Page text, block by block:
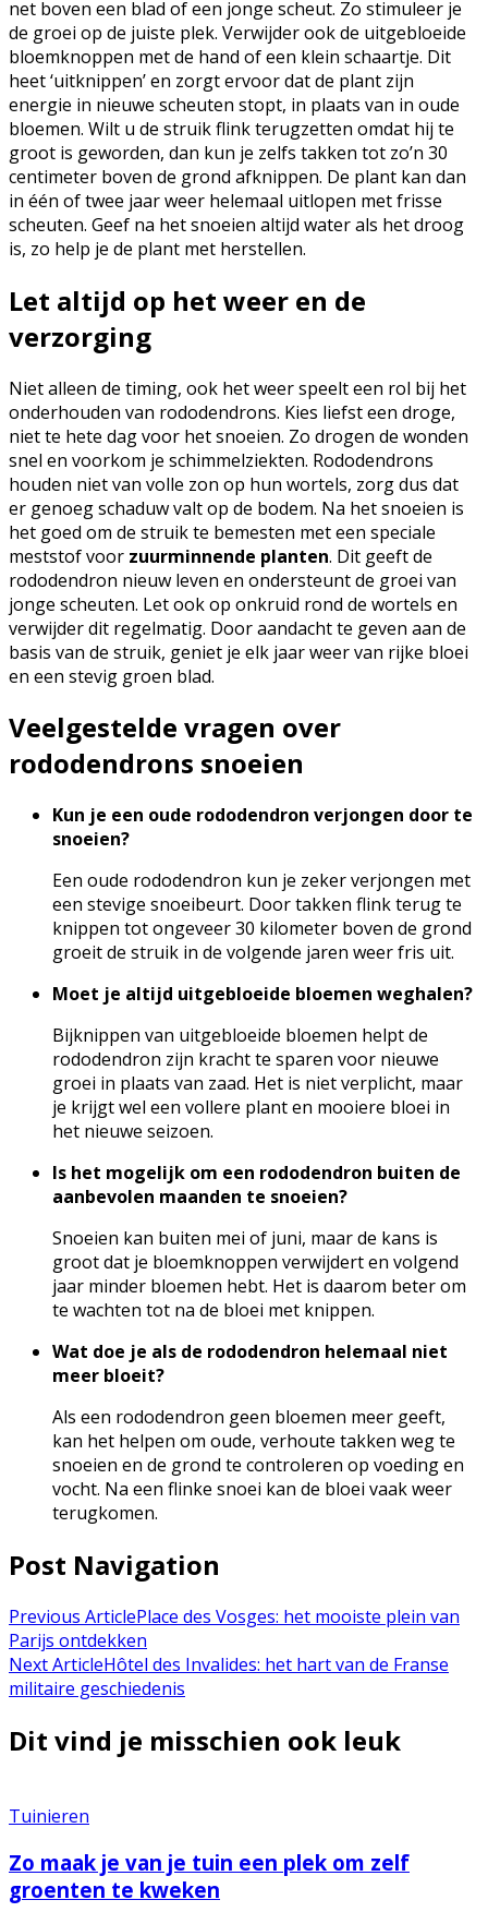
net boven een blad of een jonge scheut. Zo stimuleer je
de groei op de juiste plek. Verwijder ook de uitgebloeide
bloemknoppen met de hand of een klein schaartje. Dit
heet ‘uitknippen’ en zorgt ervoor dat de plant zijn
energie in nieuwe scheuten stopt, in plaats van in oude
bloemen. Wilt u de struik flink terugzetten omdat hij te
groot is geworden, dan kun je zelfs takken tot zo’n 30
centimeter boven de grond afknippen. De plant kan dan
in één of twee jaar weer helemaal uitlopen met frisse
scheuten. Geef na het snoeien altijd water als het droog
is, zo help je de plant met herstellen.
Let altijd op het weer en de
verzorging
Niet alleen de timing, ook het weer speelt een rol bij het
onderhouden van rododendrons. Kies liefst een droge,
niet te hete dag voor het snoeien. Zo drogen de wonden
snel en voorkom je schimmelziekten. Rododendrons
houden niet van volle zon op hun wortels, zorg dus dat
er genoeg schaduw valt op de bodem. Na het snoeien is
het goed om de struik te bemesten met een speciale
meststof voor zuurminnende planten. Dit geeft de
rododendron nieuw leven en ondersteunt de groei van
jonge scheuten. Let ook op onkruid rond de wortels en
verwijder dit regelmatig. Door aandacht te geven aan de
basis van de struik, geniet je elk jaar weer van rijke bloei
en een stevig groen blad.
Veelgestelde vragen over
rododendrons snoeien
Kun je een oude rododendron verjongen door te
snoeien?
Een oude rododendron kun je zeker verjongen met
een stevige snoeibeurt. Door takken flink terug te
knippen tot ongeveer 30 kilometer boven de grond
groeit de struik in de volgende jaren weer fris uit.
Moet je altijd uitgebloeide bloemen weghalen?
Bijknippen van uitgebloeide bloemen helpt de
rododendron zijn kracht te sparen voor nieuwe
groei in plaats van zaad. Het is niet verplicht, maar
je krijgt wel een vollere plant en mooiere bloei in
het nieuwe seizoen.
Is het mogelijk om een rododendron buiten de
aanbevolen maanden te snoeien?
Snoeien kan buiten mei of juni, maar de kans is
groot dat je bloemknoppen verwijdert en volgend
jaar minder bloemen hebt. Het is daarom beter om
te wachten tot na de bloei met knippen.
Wat doe je als de rododendron helemaal niet
meer bloeit?
Als een rododendron geen bloemen meer geeft,
kan het helpen om oude, verhoute takken weg te
snoeien en de grond te controleren op voeding en
vocht. Na een flinke snoei kan de bloei vaak weer
terugkomen.
Post Navigation
Previous ArticlePlace des Vosges: het mooiste plein van
Parijs ontdekken
Next ArticleHôtel des Invalides: het hart van de Franse
militaire geschiedenis
Dit vind je misschien ook leuk
Tuinieren
Zo maak je van je tuin een plek om zelf
groenten te kweken